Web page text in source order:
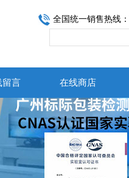
全国统一销售热线：
留言 在线商店